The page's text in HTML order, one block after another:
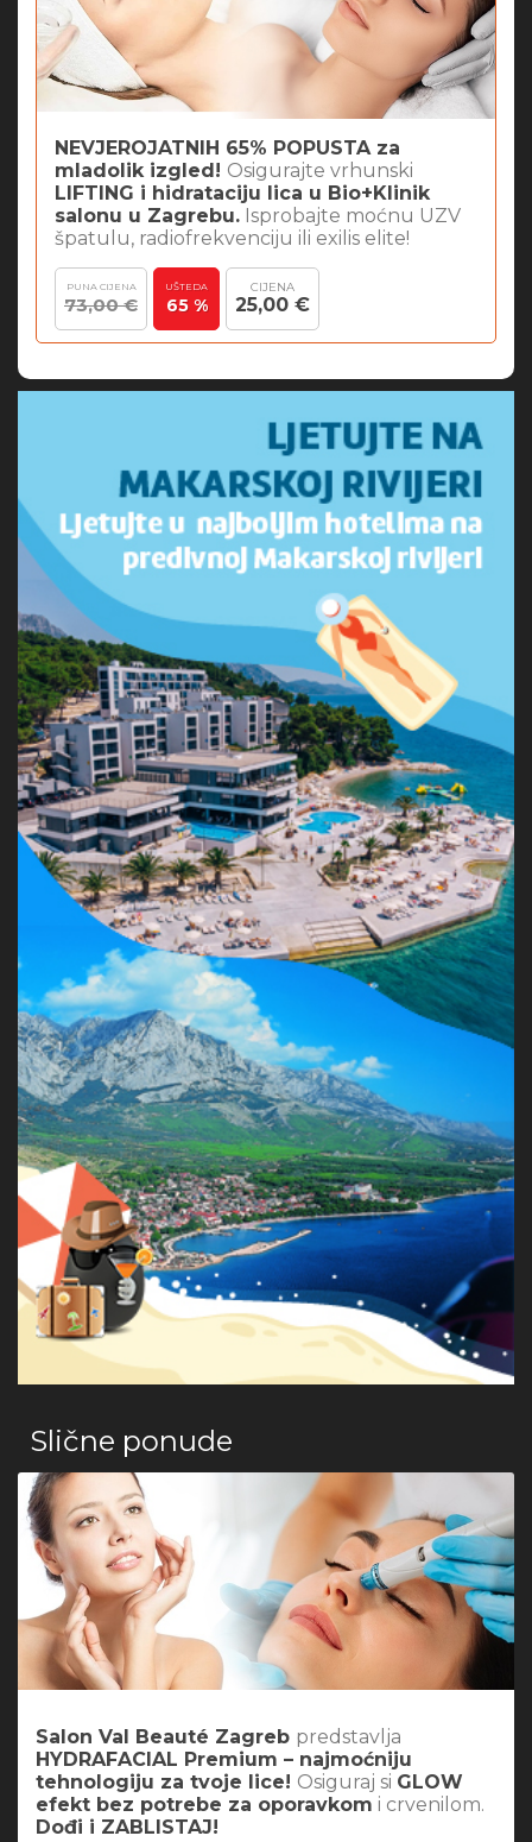
NEVJEROJATNIH 65% POPUSTA za
mladolik izgled! Osigurajte vrhunski
LIFTING i hidrataciju lica u Bio+Klinik
salonu u Zagrebu. Isprobajte moćnu UZV
špatulu, radiofrekvenciju ili exilis elite!
PUNA CIJENA
73,00 €
UŠTEDA
65 %
CIJENA
25,00 €
Slične ponude
Salon Val Beauté Zagreb predstavlja
HYDRAFACIAL Premium – najmoćniju
tehnologiju za tvoje lice! Osiguraj si GLOW
efekt bez potrebe za oporavkom i crvenilom.
Dođi i ZABLISTAJ!